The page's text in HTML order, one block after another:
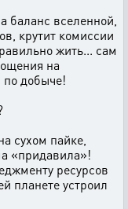
баланс вселенной,
крутит комиссии
жить... сам
на
по добыче!
сухом пайке,
«придавила»!
ресурсов
планете устроил